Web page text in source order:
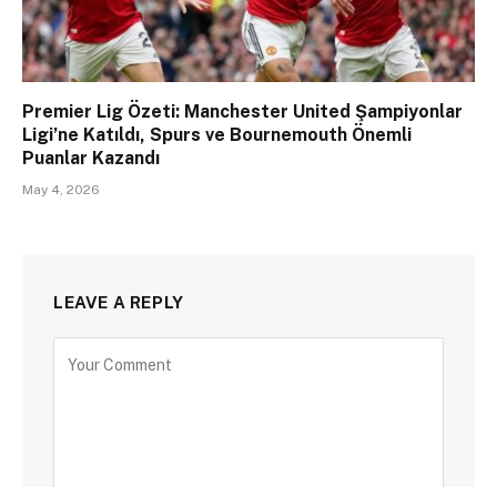
Premier Lig Özeti: Manchester United Şampiyonlar
Ligi’ne Katıldı, Spurs ve Bournemouth Önemli
Puanlar Kazandı
May 4, 2026
LEAVE A REPLY